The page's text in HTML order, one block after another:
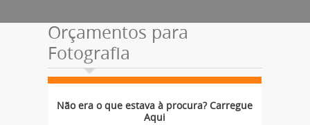
Orçamentos para
Fotografia
Não era o que estava à procura? Carregue
Aqui